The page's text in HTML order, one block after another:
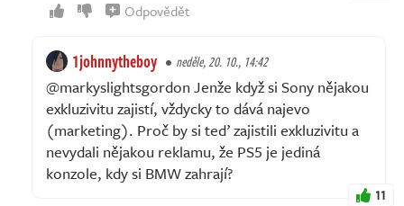
Odpovědět
1johnnytheboy neděle, 20. 10., 14:42
@markyslightsgordon Jenže když si Sony nějakou
exkluzivitu zajistí, vždycky to dává najevo
(marketing). Proč by si teď zajistili exkluzivitu a
nevydali nějakou reklamu, že PS5 je jediná
konzole, kdy si BMW zahrají?
11